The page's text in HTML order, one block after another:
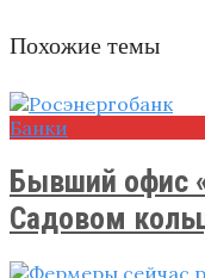
Похожие темы
Банки
Бывший офис
Садовом